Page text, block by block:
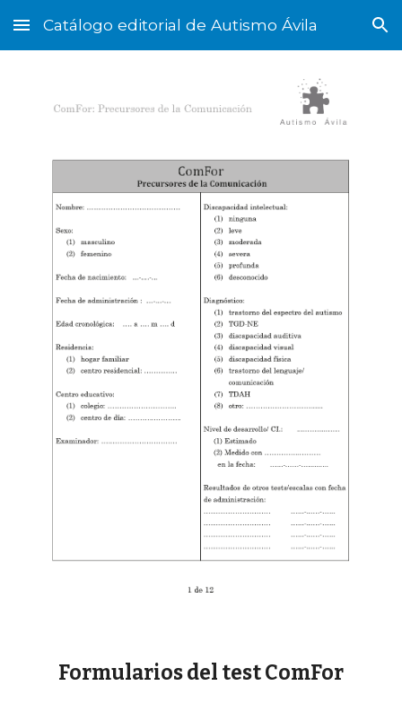
Skip to main content Skip to navigation
Catálogo editorial de Autismo Ávila
Formularios del test ComFor